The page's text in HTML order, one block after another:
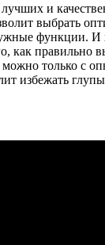
и
выбрать
функции. И
как правильно
только с
избежать